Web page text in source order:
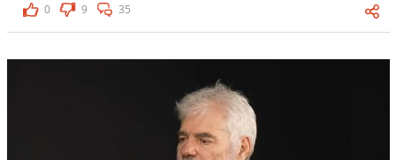
0
9 35